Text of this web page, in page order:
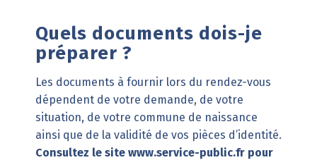
Quels documents dois-je
préparer ?
Les documents à fournir lors du rendez-vous
dépendent de votre demande, de votre
situation, de votre commune de naissance
ainsi que de la validité de vos pièces d’identité.
Consultez le site www.service-public.frpour